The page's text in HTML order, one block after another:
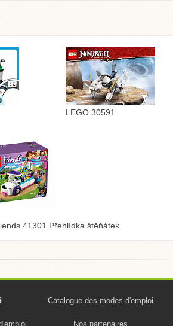
LEGO 30591
41301 Přehlídka štěňátek
Catalogue des modes d'emploi
Nos partenaires